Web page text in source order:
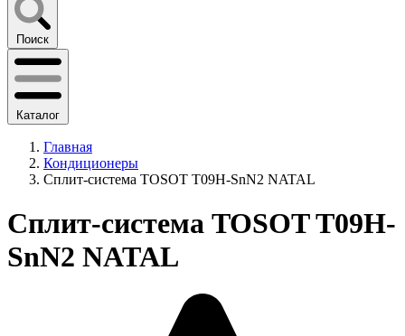
Поиск
Каталог
Главная
Кондиционеры
Сплит-система TOSOT T09H-SnN2 NATAL
Сплит-система TOSOT T09H-
SnN2 NATAL